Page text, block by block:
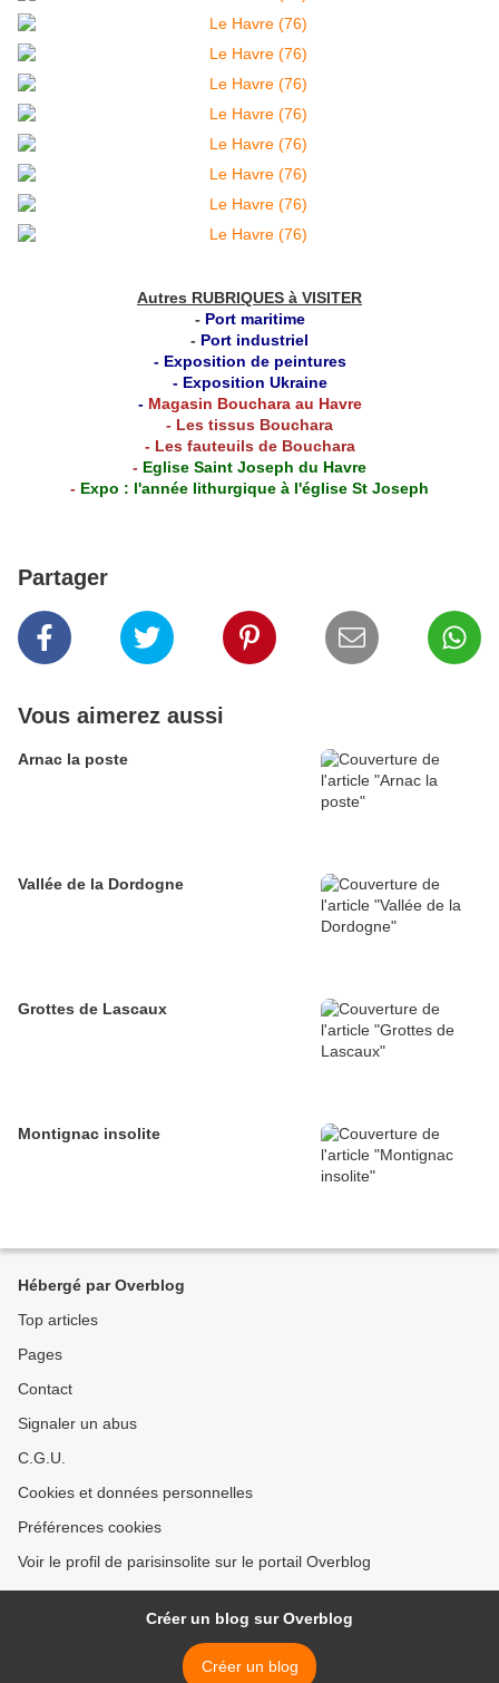
Autres RUBRIQUES à VISITER
- Port maritime
- Port industriel
- Exposition de peintures
-Exposition Ukraine
- Magasin Bouchara au Havre
- Les tissus Bouchara
-Les fauteuils de Bouchara
- Eglise Saint Joseph du Havre
- Expo : l'année lithurgique à l'église St Joseph
Partager
Vous aimerez aussi
Arnac la poste
Vallée de la Dordogne
Grottes de Lascaux
Montignac insolite
Hébergé par Overblog
Top articles
Pages
Contact
Signaler un abus
C.G.U.
Cookies et données personnelles
Préférences cookies
Voir le profil de parisinsolite sur le portail Overblog
Créer un blog sur Overblog
Créer un blog